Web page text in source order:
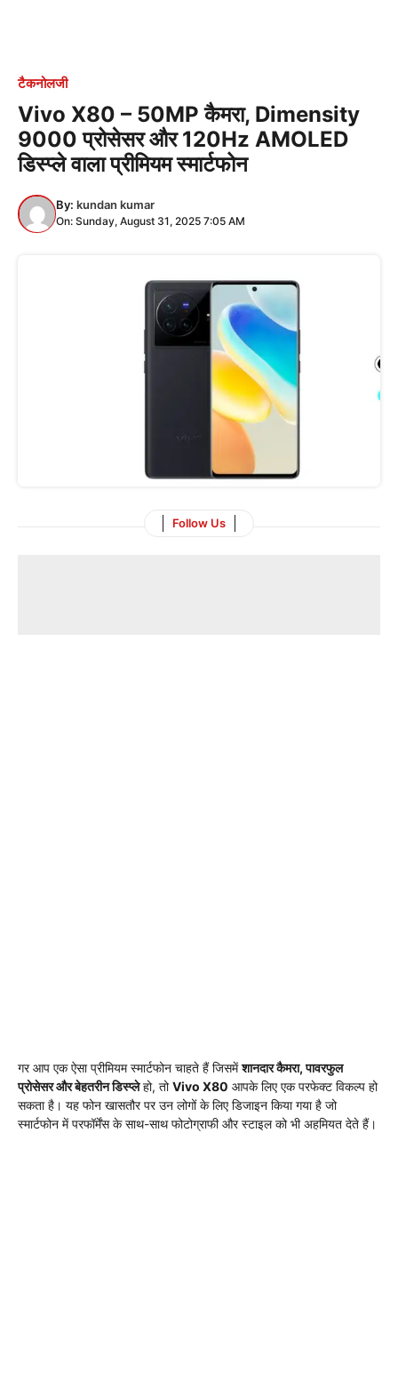
टैकनोलजी
Vivo X80 – 50MP कैमरा, Dimensity
9000 प्रोसेसर और 120Hz AMOLED
डिस्प्ले वाला प्रीमियम स्मार्टफोन
By: kundan kumar
On: Sunday, August 31, 2025 7:05 AM
Follow Us
गर आप एक ऐसा प्रीमियम स्मार्टफोन चाहते हैं जिसमेंशानदार कैमरा, पावरफुल
प्रोसेसर और बेहतरीन डिस्प्लेहो, तोVivo X80 आपके लिए एक परफेक्ट विकल्प हो
सकता है। यह फोन खासतौर पर उन लोगों के लिए डिजाइन किया गया है जो
स्मार्टफोन में परफॉर्मेंस के साथ-साथ फोटोग्राफी और स्टाइल को भी अहमियत देते हैं।